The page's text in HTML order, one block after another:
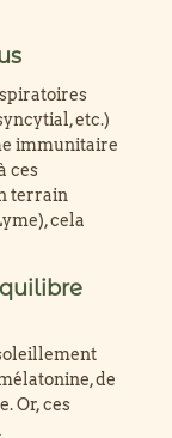
etc.)
immunitaire
ces
terrain
cela
de
Or, ces